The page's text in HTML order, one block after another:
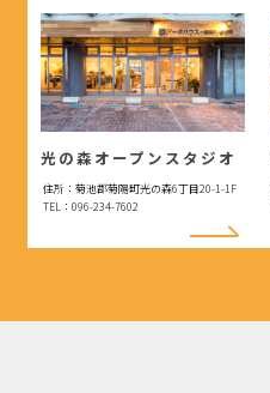
光の森オープンスタジオ
住所：菊池郡菊陽町光の森6丁目20-1-1F
TEL：096-234-7602